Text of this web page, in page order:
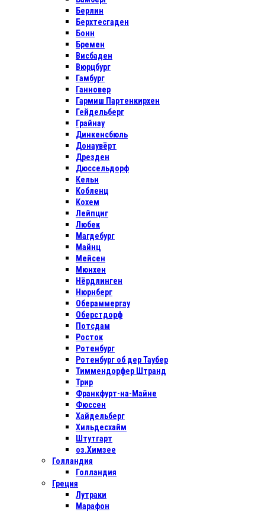
Берлин
Берхтесгаден
Бонн
Бремен
Висбаден
Вюрцбург
Гамбург
Ганновер
Гармиш Партенкирхен
Гейдельберг
Грайнау
Динкенсбюль
Донаувёрт
Дрезден
Дюссельдорф
Кельн
Кобленц
Кохем
Лейпциг
Любек
Магдебург
Майнц
Мейсен
Мюнхен
Нёрдлинген
Нюрнберг
Обераммергау
Оберстдорф
Потсдам
Росток
Ротенбург
Ротенбург об дер Таубер
Тиммендорфер Штранд
Трир
Франкфурт-на-Майне
Фюссен
Хайдельберг
Хильдесхайм
Штутгарт
оз.Химзее
Голландия
Голландия
Греция
Лутраки
Марафон